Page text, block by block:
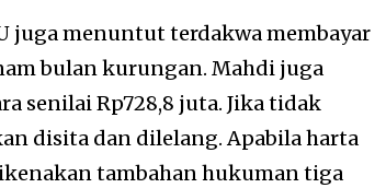
juga menuntut terdakwa membayar
bulan kurungan. Mahdi juga
senilai Rp728,8 juta. Jika tidak
disita dan dilelang. Apabila harta
tambahan hukuman tiga